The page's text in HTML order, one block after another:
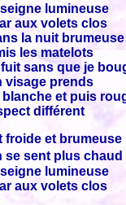
lumineuse
aux volets clos
la nuit brumeuse
les matelots
sans que je
visage prends
et puis
différent
froide et brumeuse
sent plus chaud
lumineuse
aux volets clos